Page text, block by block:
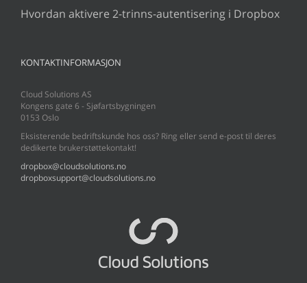
Hvordan aktivere 2-trinns-autentisering i Dropbox
KONTAKTINFORMASJON
Cloud Solutions AS
Kongens gate 6 - Sjøfartsbygningen
0153 Oslo
Eksisterende bedriftskunde hos oss? Ring eller send e-post til deres
dedikerte brukerstøttekontakt!
dropbox@cloudsolutions.no
dropboxsupport@cloudsolutions.no